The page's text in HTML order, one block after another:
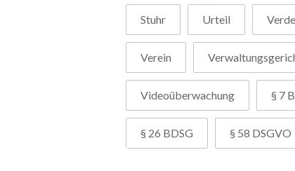
Stuhr Urteil
Verein
Videoüberwachung § 7
§ 26 BDSG § 58 DSGVO